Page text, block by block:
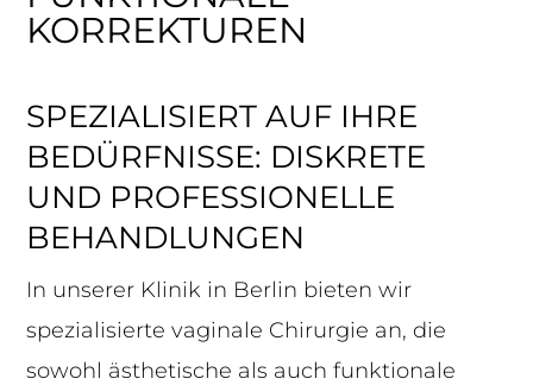
KORREKTUREN
SPEZIALISIERT AUF IHRE
BEDÜRFNISSE: DISKRETE
UND PROFESSIONELLE
BEHANDLUNGEN
In unserer Klinik in Berlin bieten wir
spezialisierte vaginale Chirurgie an, die
sowohl ästhetische als auch funktionale